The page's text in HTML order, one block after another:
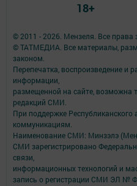
© 2011 - 2026. Мензеля. Все
© ТАТМЕДИА. Все материалы,
законом.
Перепечатка, воспроизведение и
информации,
размещенной на сайте, возможна
редакций СМИ.
При поддержке
коммуникациям.
Наименование СМИ: Минзэлэ
СМИ зарегистрировано
связи,
информационных технологий и
запись о регистрации СМИ ЭЛ №
18+